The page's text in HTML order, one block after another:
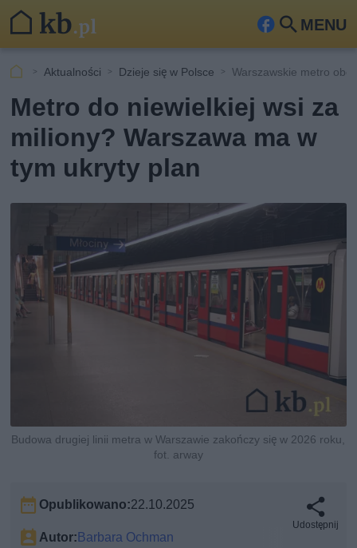
MENU
Fa
ook
Szu
kaj
Aktualności Dzieje się w Polsce Warszawskie metro
Metro do niewielkiej wsi za
miliony? Warszawa ma w
tym ukryty plan
Budowa drugiej linii metra w Warszawie zakończy się w 2026 roku,
fot. arway
Opublikowano:22.10.2025
Autor:Barbara Ochman
Udostępnij